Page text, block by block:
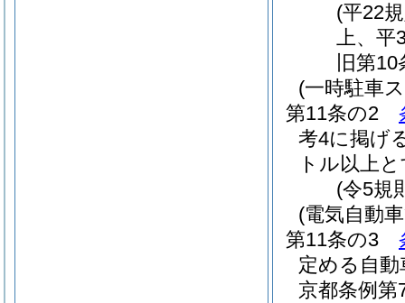
(平22
上、平
旧第
(一時駐車
第11条の2
考4に掲げ
トル以上
(令5規
(電気自動
第11条の3
定める自
京都条例第